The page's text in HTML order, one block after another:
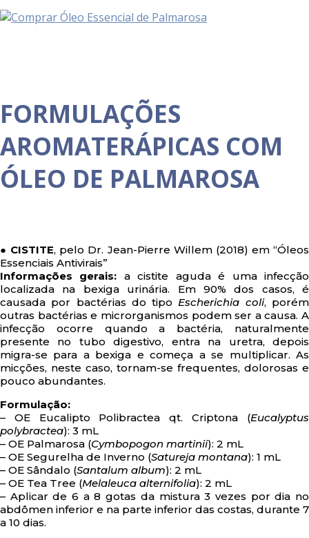
FORMULAÇÕES
AROMATERÁPICAS COM
ÓLEO DE PALMAROSA
● CISTITE, pelo Dr. Jean-Pierre Willem (2018) em “Óleos
Essenciais Antivirais”
Informações gerais: a cistite aguda é uma infecção
localizada na bexiga urinária. Em 90% dos casos, é
causada por bactérias do tipoEscherichia coli, porém
outras bactérias e microrganismos podem ser a causa. A
infecção ocorre quando a bactéria, naturalmente
presente no tubo digestivo, entra na uretra, depois
migra-se para a bexiga e começa a se multiplicar. As
micções, neste caso, tornam-se frequentes, dolorosas e
pouco abundantes.
Formulação:
– OE Eucalipto Polibractea qt. Criptona (Eucalyptus
polybractea): 3 mL
– OE Palmarosa (Cymbopogon martinii): 2 mL
– OE Segurelha de Inverno (Satureja montana): 1 mL
– OE Sândalo (Santalum album): 2 mL
– OE Tea Tree (Melaleuca alternifolia): 2 mL
– Aplicar de 6 a 8 gotas da mistura 3 vezes por dia no
abdômen inferior e na parte inferior das costas, durante 7
a 10 dias.